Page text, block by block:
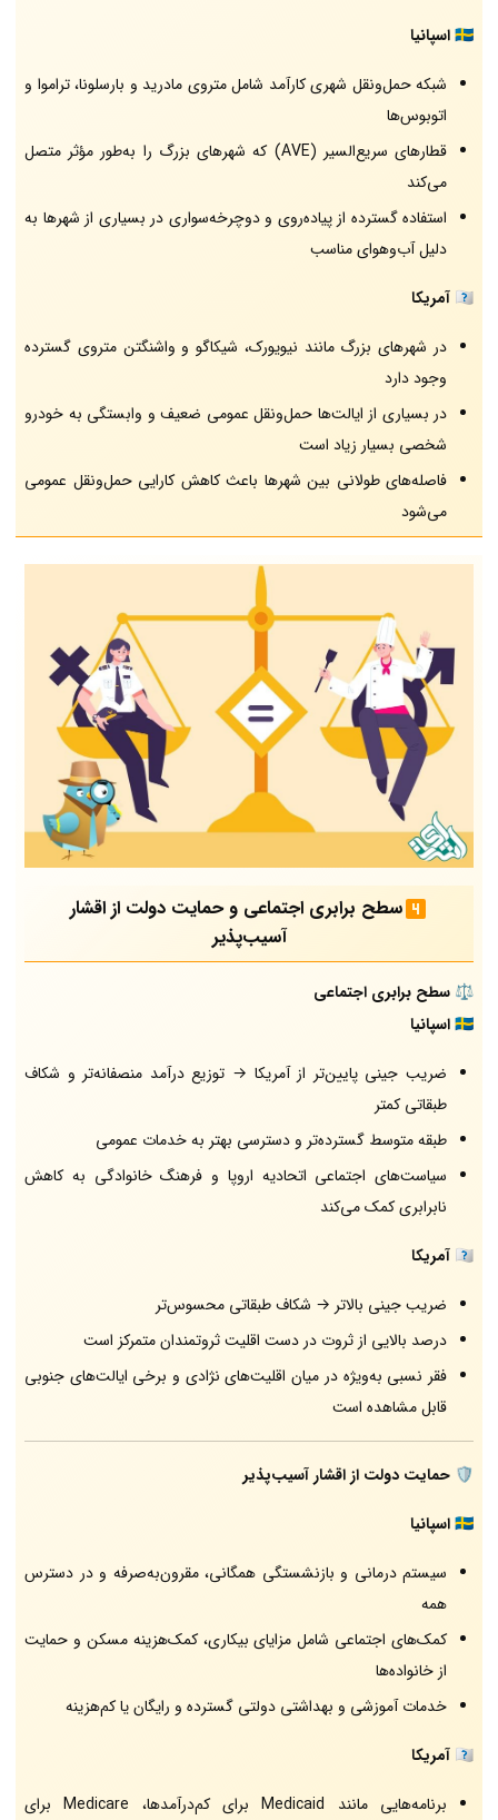
🇪🇸اسپانیا
شبکه حمل‌ونقل شهری کارآمد شامل متروی مادرید و بارسلونا، تراموا و
اتوبوس‌ها
قطارهای سریع‌السیر (AVE) که شهرهای بزرگ را به‌طور مؤثر متصل
می‌کند
استفاده گسترده از پیاده‌روی و دوچرخه‌سواری در بسیاری از شهرها به
دلیل آب‌وهوای مناسب
🇺🇸 آمریکا
در شهرهای بزرگ مانند نیویورک، شیکاگو و واشنگتن متروی گسترده
وجود دارد
در بسیاری از ایالت‌ها حمل‌ونقل عمومی ضعیف و وابستگی به خودرو
شخصی بسیار زیاد است
فاصله‌های طولانی بین شهرها باعث کاهش کارایی حمل‌ونقل عمومی
می‌شود
سطح برابری اجتماعی و حمایت دولت از اقشار
آسیب‌پذیر
⚖️ سطح برابری اجتماعی
🇪🇸اسپانیا
ضریب جینی پایین‌تر از آمریکا → توزیع درآمد منصفانه‌تر و شکاف
طبقاتی کمتر
طبقه متوسط گسترده‌تر و دسترسی بهتر به خدمات عمومی
سیاست‌های اجتماعی اتحادیه اروپا و فرهنگ خانوادگی به کاهش
نابرابری کمک می‌کند
🇺🇸 آمریکا
ضریب جینی بالاتر → شکاف طبقاتی محسوس‌تر
درصد بالایی از ثروت در دست اقلیت ثروتمندان متمرکز است
فقر نسبی به‌ویژه در میان اقلیت‌های نژادی و برخی ایالت‌های جنوبی
قابل مشاهده است
🛡️ حمایت دولت از اقشار آسیب‌پذیر
🇪🇸اسپانیا
سیستم درمانی و بازنشستگی همگانی، مقرون‌به‌صرفه و در دسترس
همه
کمک‌های اجتماعی شامل مزایای بیکاری، کمک‌هزینه مسکن و حمایت
از خانواده‌ها
خدمات آموزشی و بهداشتی دولتی گسترده و رایگان یا کم‌هزینه
🇺🇸 آمریکا
برنامه‌هایی مانند Medicaid برای کم‌درآمدها، Medicare برای